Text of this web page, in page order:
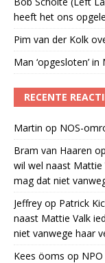
heeft het ons
Pim van der Kolk
Man ‘opgesloten’
RECENTE
Martin op NOS-
Bram van Haaren op
wil wel naast Mattie
mag dat niet
Jeffrey op Patrick
naast Mattie Valk
niet vanwege haar
Kees öoms op